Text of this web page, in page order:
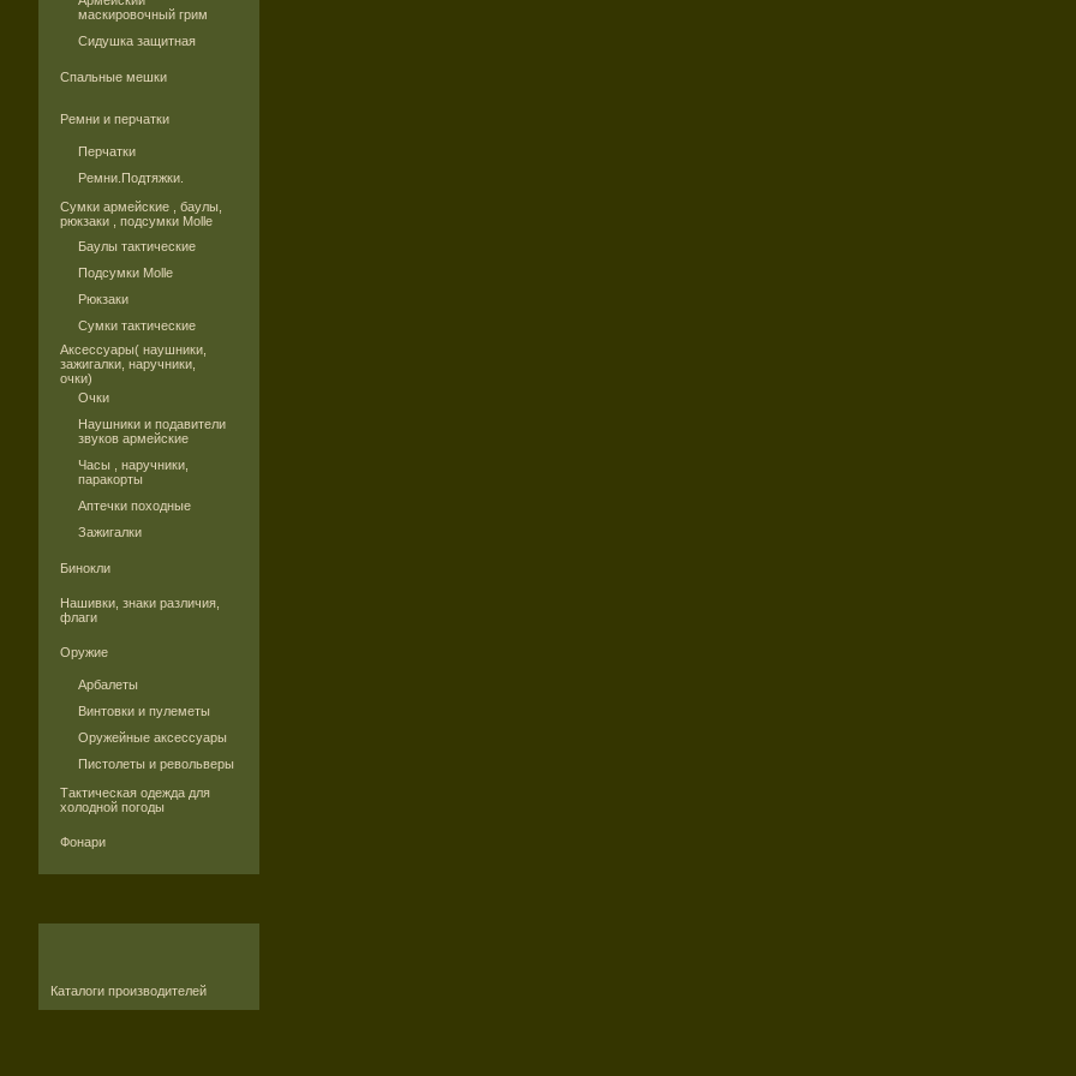
маскировочный грим
Сидушка защитная
Спальные мешки
Ремни и перчатки
Перчатки
Ремни.Подтяжки.
Сумки армейские , баулы,
рюкзаки , подсумки Molle
Баулы тактические
Подсумки Molle
Рюкзаки
Сумки тактические
Аксессуары( наушники,
зажигалки, наручники,
очки)
Очки
Наушники и подавители
звуков армейские
Часы , наручники,
паракорты
Аптечки походные
Зажигалки
Бинокли
Нашивки, знаки различия,
флаги
Оружие
Арбалеты
Винтовки и пулеметы
Оружейные аксессуары
Пистолеты и револьверы
Тактическая одежда для
холодной погоды
Фонари
Каталоги производителей